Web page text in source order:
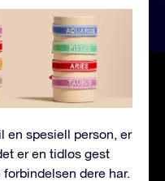
en spesiell person, er
er en tidløs gest
dere har.